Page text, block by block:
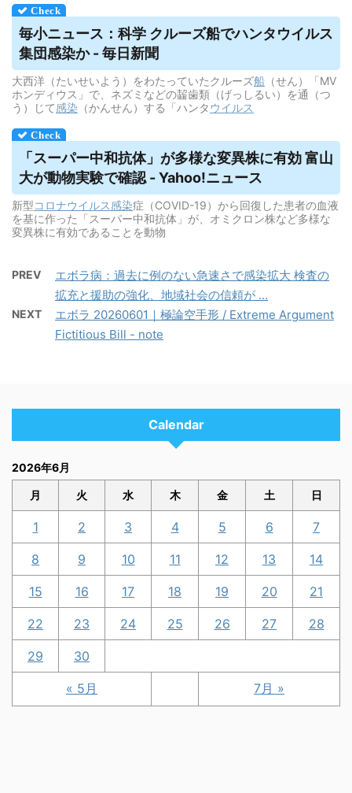
毎小ニュース：科学 クルーズ船でハンタウイルス
集団感染か - 毎日新聞
大西洋（たいせいよう）をわたっていたクルーズ船 （せん）「MV
ホンディウス」で、ネズミなどの齧歯類（げっしるい）を通（つ
う）じて感染 （かんせん）する「ハンタウイルス
「スーパー中和抗体」が多様な変異株に有効 富山
大が動物実験で確認 - Yahoo!ニュース
新型コロナウイルス感染症（COVID-19）から回復した患者の血液
を基に作った「スーパー中和抗体」が、オミクロン株など多様な
変異株に有効であることを動物
PREV
エボラ病：過去に例のない急速さで感染拡大 検査の
拡充と援助の強化、地域社会の信頼が ...
NEXT
エボラ 20260601｜極論空手形 / Extreme Argument
Fictitious Bill - note
Calendar
2026年6月
月 火 水 木 金 土 日
« 5月 7月 »
1 2 3 4 5 6 7
8 9 10 11 12 13 14
15 16 17 18 19 20 21
22 23 24 25 26 27 28
29 30